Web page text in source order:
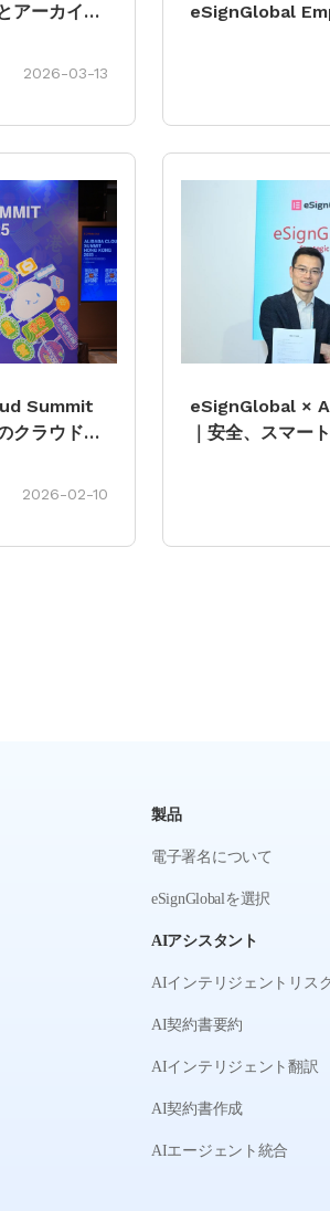
アーカイブ
2026-03-13
eSignGlobal
Summit
クラウドイ
2026-02-10
eSignGlobal ×
｜安全、スマー
製品
電子署名について
eSignGlobalを選択
AIアシスタント
AIインテリジェントリス
AI契約書要約
AIインテリジェント翻訳
AI契約書作成
AIエージェント統合